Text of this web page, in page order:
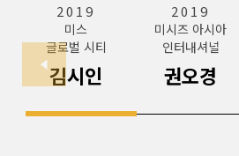
2019
미스
글로벌 시티
김시인
2019
미시즈 아시아
인터내셔널
권오경